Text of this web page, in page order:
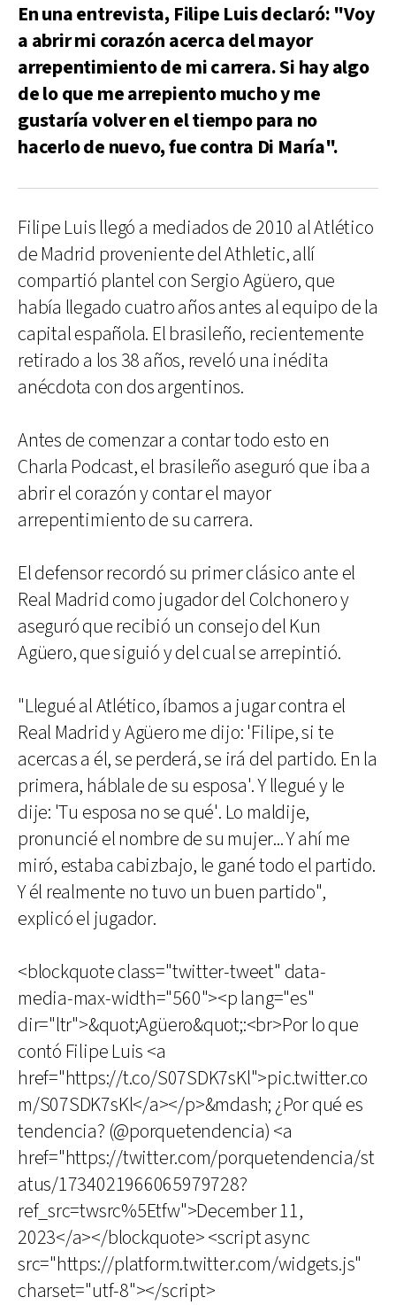
En una entrevista, Filipe Luis declaró: "Voy
a abrir mi corazón acerca del mayor
arrepentimiento de mi carrera. Si hay algo
de lo que me arrepiento mucho y me
gustaría volver en el tiempo para no
hacerlo de nuevo, fue contra Di María".
Filipe Luis llegó a mediados de 2010 al Atlético
de Madrid proveniente del Athletic, allí
compartió plantel con Sergio Agüero, que
había llegado cuatro años antes al equipo de la
capital española. El brasileño, recientemente
retirado a los 38 años, reveló una inédita
anécdota con dos argentinos.
Antes de comenzar a contar todo esto en
Charla Podcast, el brasileño aseguró que iba a
abrir el corazón y contar el mayor
arrepentimiento de su carrera.
El defensor recordó su primer clásico ante el
Real Madrid como jugador del Colchonero y
aseguró que recibió un consejo del Kun
Agüero, que siguió y del cual se arrepintió.
"Llegué al Atlético, íbamos a jugar contra el
Real Madrid y Agüero me dijo: 'Filipe, si te
acercas a él, se perderá, se irá del partido. En la
primera, háblale de su esposa'. Y llegué y le
dije: 'Tu esposa no se qué'. Lo maldije,
pronuncié el nombre de su mujer... Y ahí me
miró, estaba cabizbajo, le gané todo el partido.
Y él realmente no tuvo un buen partido",
explicó el jugador.
<blockquote class="twitter-tweet" data-
media-max-width="560"><p lang="es"
dir="ltr">&quot;Agüero&quot;:<br>Por lo que
contó Filipe Luis <a
href="https://t.co/S07SDK7sKl">pic.twitter.co
m/S07SDK7sKl</a></p>&mdash; ¿Por qué es
tendencia? (@porquetendencia) <a
href="https://twitter.com/porquetendencia/st
atus/1734021966065979728?
ref_src=twsrc%5Etfw">December 11,
2023</a></blockquote> <script async
src="https://platform.twitter.com/widgets.js"
charset="utf-8"></script>